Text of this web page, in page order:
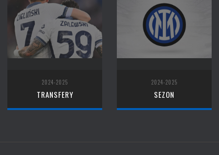
2024-2025
TRANSFERY
2024-2025
SEZON